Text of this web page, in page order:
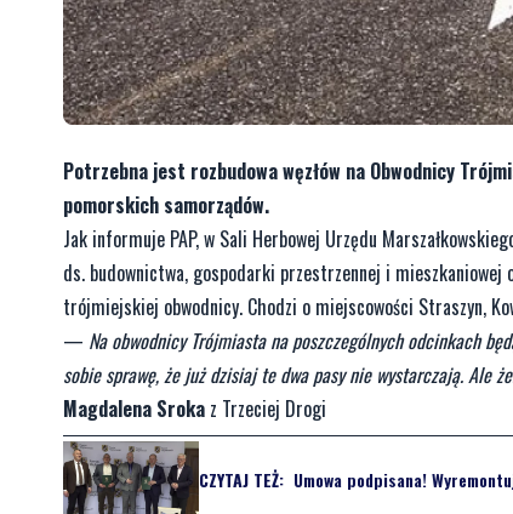
Potrzebna jest rozbudowa węzłów na Obwodnicy
pomorskich samorządów.
Jak informuje PAP, w Sali Herbowej Urzędu
ds. budownictwa, gospodarki przestrzennej i mieszkaniowej
trójmiejskiej obwodnicy. Chodzi o miejscowości Straszyn,
— Na obwodnicy Trójmiasta na poszczególnych odcinkach
sobie sprawę, że już dzisiaj te dwa pasy nie wystarczają. Ale
Magdalena Sroka z Trzeciej Drogi
CZYTAJ TEŻ: Umowa podpisana!